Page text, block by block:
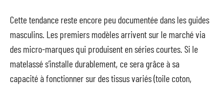
Cette tendance reste encore peu documentée dans les guides
masculins. Les premiers modèles arrivent sur le marché via
des micro-marques qui produisent en séries courtes. Si le
matelassé s’installe durablement, ce sera grâce à sa
capacité à fonctionner sur des tissus variés (toile coton,